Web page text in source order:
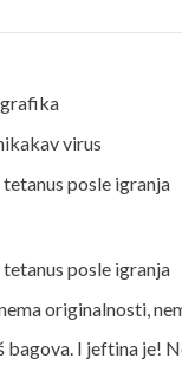
virus
posle igranja
posle igranja
originalnosti,
bagova. I jeftina je!